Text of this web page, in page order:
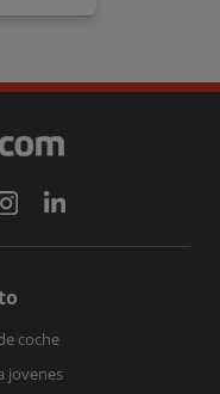
coche
jovenes